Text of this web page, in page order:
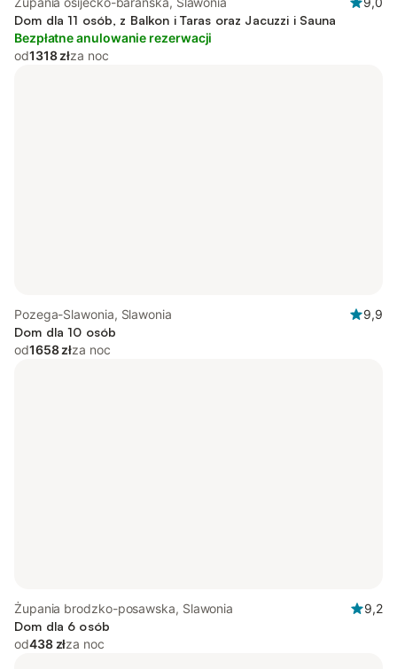
Dom dla 11 osób, z Balkon i Taras oraz Jacuzzi i Sauna
Bezpłatne anulowanie rezerwacji
od1318 złza noc
Pozega-Slawonia, Slawonia
9,9
Dom dla 10 osób
od1658 złza noc
Żupania brodzko-posawska, Slawonia
9,2
Dom dla 6 osób
od438 złza noc